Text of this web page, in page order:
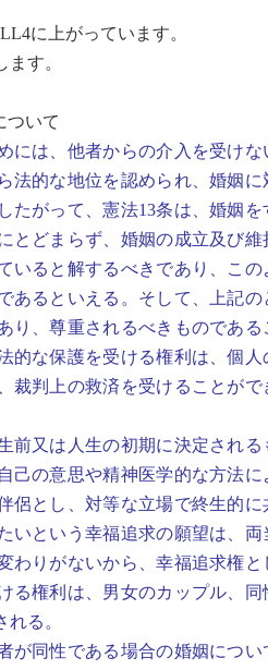
に上がっています。
す。
ついて
には、他者からの介入を受け
法的な地位を認められ、婚姻
たがって、憲法13条は、婚姻
とどまらず、婚姻の成立及び
いると解するべきであり、こ
あるといえる。そして、上記
り、尊重されるべきものであ
的な保護を受ける権利は、個
裁判上の救済を受けることが
前又は人生の初期に決定される
己の意思や精神医学的な方法
侶とし、対等な立場で終生的
いという幸福追求の願望は、
わりがないから、幸福追求権
る権利は、男女のカップル、
る。
同性である場合の婚姻につい